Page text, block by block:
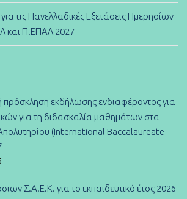
τις Πανελλαδικές Εξετάσεις Ημερησίων
και Π.ΕΠΑΛ 2027
πρόσκληση εκδήλωσης ενδιαφέροντος για
για τη διδασκαλία μαθημάτων στα
(International Baccalaureate –
Σ.Α.Ε.Κ. για το εκπαιδευτικό έτος 2026